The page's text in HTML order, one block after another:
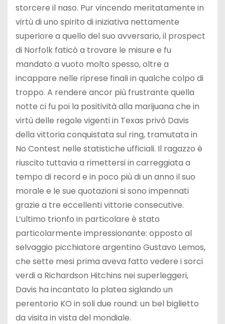
storcere il naso. Pur vincendo meritatamente in
virtù di uno spirito di iniziativa nettamente
superiore a quello del suo avversario, il prospect
di Norfolk faticò a trovare le misure e fu
mandato a vuoto molto spesso, oltre a
incappare nelle riprese finali in qualche colpo di
troppo. A rendere ancor più frustrante quella
notte ci fu poi la positività alla marijuana che in
virtù delle regole vigenti in Texas privò Davis
della vittoria conquistata sul ring, tramutata in
No Contest nelle statistiche ufficiali. Il ragazzo è
riuscito tuttavia a rimettersi in carreggiata a
tempo di record e in poco più di un anno il suo
morale e le sue quotazioni si sono impennati
grazie a tre eccellenti vittorie consecutive.
L’ultimo trionfo in particolare è stato
particolarmente impressionante: opposto al
selvaggio picchiatore argentino Gustavo Lemos,
che sette mesi prima aveva fatto vedere i sorci
verdi a Richardson Hitchins nei superleggeri,
Davis ha incantato la platea siglando un
perentorio KO in soli due round: un bel biglietto
da visita in vista del mondiale.